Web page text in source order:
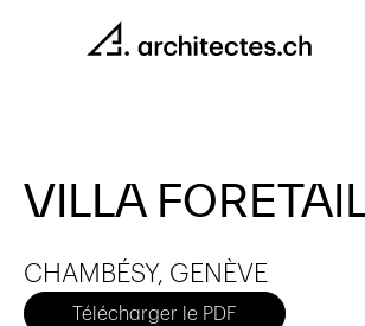
VILLA
CHAMBÉSY, GENÈVE
Télécharger le PDF